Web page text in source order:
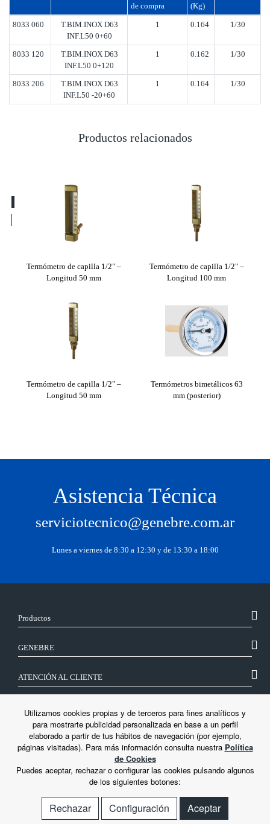
de compra
(Kg)
8033 060
T.BIM.INOX D63
INF.L50 0+60
1 0.164 1/30
8033 120
T.BIM.INOX D63
INF.L50 0+120
1 0.162 1/30
8033 206
T.BIM.INOX D63
INF.L50 -20+60
1 0.164 1/30
Productos relacionados
Termómetro de capilla 1/2" –
Longitud 50 mm
Termómetro de capilla 1/2" –
Longitud 100 mm
Termómetro de capilla 1/2" –
Longitud 50 mm
Termómetros bimetálicos 63
mm (posterior)
Asistencia Técnica
serviciotecnico@genebre.com.ar
Lunes a viernes de 8:30 a 12:30 y de 13:30 a 18:00
Productos
GENEBRE
ATENCIÓN AL CLIENTE
LEGAL
© Genebre
Utilizamos cookies propias y de terceros para fines analíticos y
para mostrarte publicidad personalizada en base a un perfil
elaborado a partir de tus hábitos de navegación (por ejemplo,
páginas visitadas). Para más información consulta nuestra Política
de Cookies
Puedes aceptar, rechazar o configurar las cookies pulsando algunos
de los siguientes botones:
Rechazar Configuración Aceptar